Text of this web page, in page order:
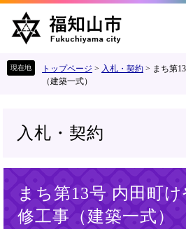
へ
トップページ > 入札・契約 > まち第
（建築一式）
入札・契約
まち第13号 内田町
修工事（建築一式）